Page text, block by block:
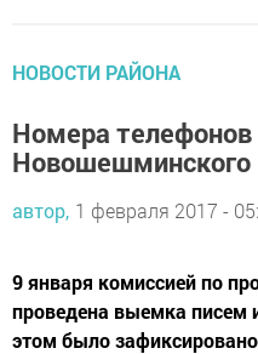
НОВОСТИ РАЙОНА
Номера
Новошешминского
автор, 1 февраля 2017 -
9 января комиссией по
проведена выемка писем
этом было